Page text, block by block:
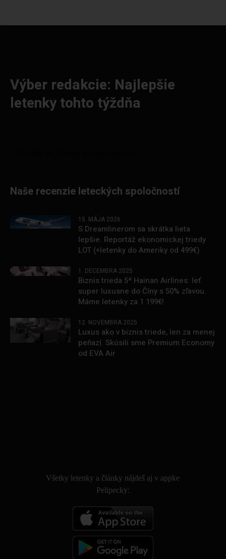
Výber redakcie: Najlepšie
letenky tohto týždňa
Naše recenzie leteckých spoločností
15. MÁJA 2026
S Dreamlinerom sa skrátka lieta
lepšie. Reportáž ekonomickej triedy
LOT (+letenky do Ameriky od 499€)
1. DECEMBRA 2025
Biznis trieda 5* Hainan Airlines: leť
super luxusne do Číny s 50% zľavou.
Máme letenky za 1 199€!
12. NOVEMBRA 2025
Luxus ako v biznis triede, len za menej
peňazí. Skúsili sme Premium Economy
od EVA Air
Všetky letenky a články nájdeš aj v appke
Pelipecky: